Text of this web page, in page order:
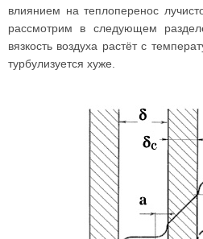
влиянием на теплоперенос
рассмотрим в следующем
вязкость воздуха растёт с
турбулизуется хуже.